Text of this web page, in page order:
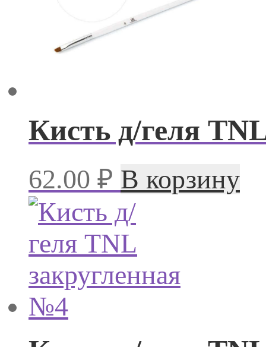
Кисть д/геля
62.00 ₽ В корзину